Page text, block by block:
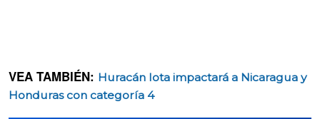
VEA TAMBIÉN: Huracán Iota impactará a Nicaragua y
Honduras con categoría 4